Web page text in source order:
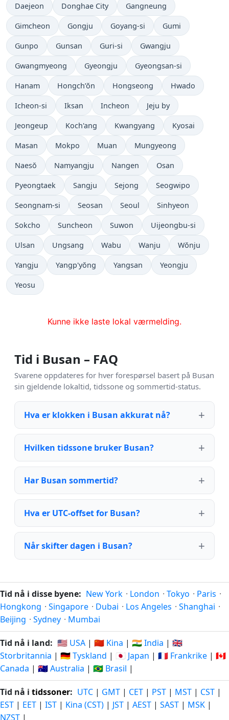
Daejeon Donghae City Gangneung
Gimcheon Gongju Goyang-si Gumi
Gunpo Gunsan Guri-si Gwangju
Gwangmyeong Gyeongju Gyeongsan-si
Hanam Hongch’ŏn Hongseong Hwado
Icheon-si Iksan Incheon Jeju by
Jeongeup Koch'ang Kwangyang Kyosai
Masan Mokpo Muan Mungyeong
Naesŏ Namyangju Nangen Osan
Pyeongtaek Sangju Sejong Seogwipo
Seongnam-si Seosan Seoul Sinhyeon
Sokcho Suncheon Suwon Uijeongbu-si
Ulsan Ungsang Wabu Wanju Wŏnju
Yangju Yangp'yŏng Yangsan Yeongju
Yeosu
Kunne ikke laste lokal værmelding.
Tid i Busan – FAQ
Svarene oppdateres for hver forespørsel basert på Busan
sin gjeldende lokaltid, tidssone og sommertid-status.
Hva er klokken i Busan akkurat nå?
Hvilken tidssone bruker Busan?
Har Busan sommertid?
Hva er UTC-offset for Busan?
Når skifter dagen i Busan?
Tid nå i disse byene: New York · London · Tokyo · Paris ·
Hongkong · Singapore · Dubai · Los Angeles · Shanghai ·
Beijing · Sydney · Mumbai
Tid nå i land: 🇺🇸 USA | 🇨🇳 Kina | 🇮🇳 India | 🇬🇧
Storbritannia | 🇩🇪 Tyskland | 🇯🇵 Japan | 🇫🇷 Frankrike | 🇨🇦
Canada | 🇦🇺 Australia | 🇧🇷 Brasil |
Tid nå i tidssoner: UTC | GMT | CET | PST | MST | CST |
EST | EET | IST | Kina (CST) | JST | AEST | SAST | MSK |
NZST |